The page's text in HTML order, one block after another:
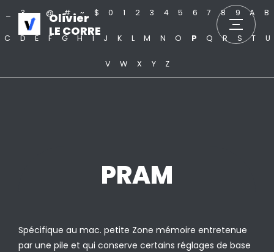
Olivier
LE CORRE
? . @ # ~ $ 0 1 2 3 4 5 6 7 8 9 A B
C D E F G H I J K L M N O P Q R S T U
V W X Y Z
PRAM
Spécifique au mac. petite Zone mémoire entretenue
par une pile et qui conserve certains réglages de base